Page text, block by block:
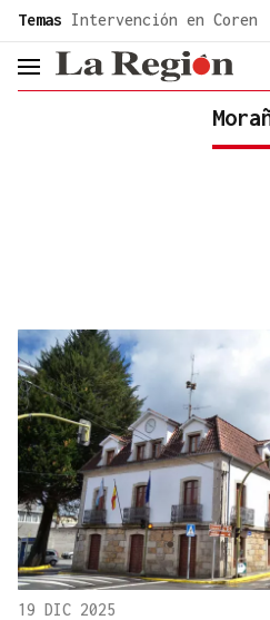
common.go-to-content
Temas Intervención en Coren
header.menu.open
19 DIC 2025